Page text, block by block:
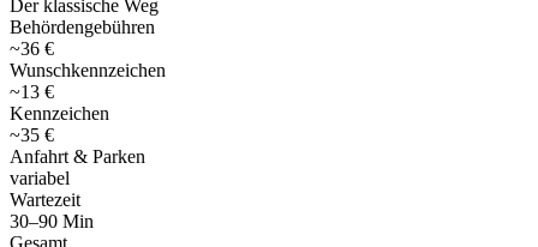
Der klassische Weg
Behördengebühren
~36 €
Wunschkennzeichen
~13 €
Kennzeichen
~35 €
Anfahrt & Parken
variabel
Wartezeit
30–90 Min
Gesamt